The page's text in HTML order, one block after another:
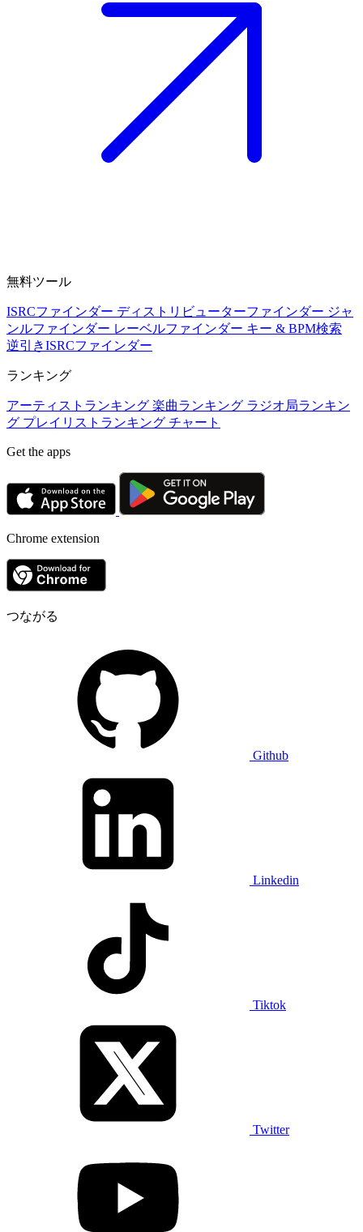
無料ツール
ISRCファインダー ディストリビューターファインダー ジャ
ンルファインダー レーベルファインダー キー & BPM検索
逆引きISRCファインダー
ランキング
アーティストランキング 楽曲ランキング ラジオ局ランキン
グ プレイリストランキング チャート
Get the apps
Chrome extension
つながる
Github
Linkedin
Tiktok
Twitter